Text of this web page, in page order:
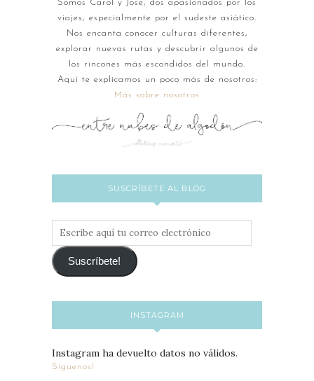
Somos Carol y Jose, dos apasionados por los
viajes, especialmente por el sudeste asiático.
Nos encanta conocer culturas diferentes,
explorar nuevas rutas y descubrir algunos de
los rincones más escondidos del mundo.
Aquí te explicamos un poco más de nosotros:
Más sobre nosotros
SUSCRÍBETE AL BLOG
tu
correo
Suscríbete!
INSTAGRAM
Instagram ha devuelto datos no válidos.
Síguenos!